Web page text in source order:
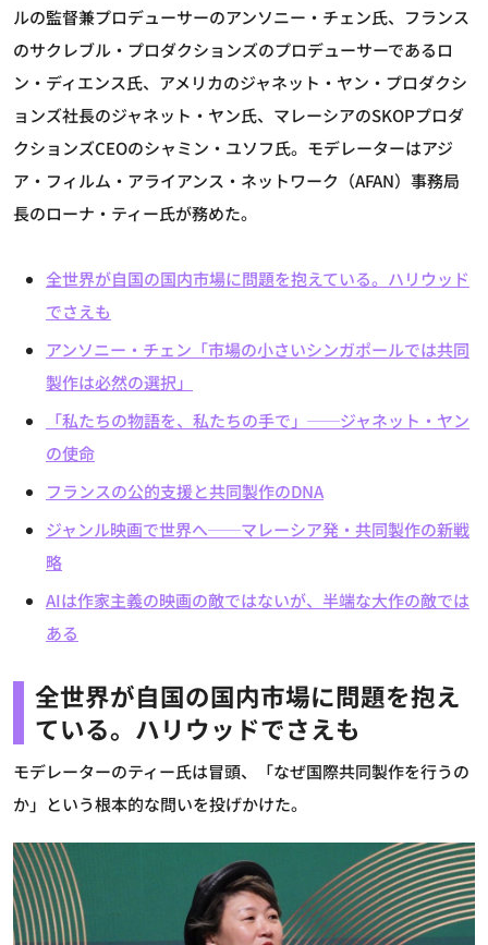
ルの監督兼プロデューサーのアンソニー・チェン氏、フランス
のサクレブル・プロダクションズのプロデューサーであるロ
ン・ディエンス氏、アメリカのジャネット・ヤン・プロダクシ
ョンズ社長のジャネット・ヤン氏、マレーシアのSKOPプロダ
クションズCEOのシャミン・ユソフ氏。モデレーターはアジ
ア・フィルム・アライアンス・ネットワーク（AFAN）事務局
長のローナ・ティー氏が務めた。
全世界が自国の国内市場に問題を抱えている。ハリウッド
でさえも
アンソニー・チェン「市場の小さいシンガポールでは共同
製作は必然の選択」
「私たちの物語を、私たちの手で」──ジャネット・ヤン
の使命
フランスの公的支援と共同製作のDNA
ジャンル映画で世界へ──マレーシア発・共同製作の新戦
略
AIは作家主義の映画の敵ではないが、半端な大作の敵では
ある
全世界が自国の国内市場に問題を抱え
ている。ハリウッドでさえも
モデレーターのティー氏は冒頭、「なぜ国際共同製作を行うの
か」という根本的な問いを投げかけた。